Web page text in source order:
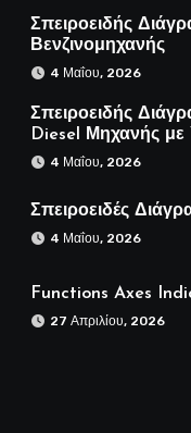
Σπειροειδής
Βενζινομηχανής
4 Μαΐου, 2026
Σπειροειδής
Diesel Μηχανής
4 Μαΐου, 2026
Σπειροειδές
4 Μαΐου, 2026
Functions Axes
27 Απριλίου, 2026